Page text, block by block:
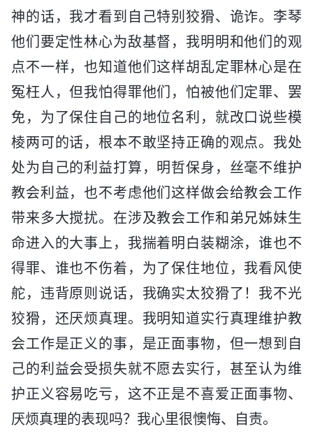
神的话，我才看到自己特别狡猾、诡诈。李琴
他们要定性林心为敌基督，我明明和他们的观
点不一样，也知道他们这样胡乱定罪林心是在
冤枉人，但我怕得罪他们，怕被他们定罪、罢
免，为了保住自己的地位名利，就改口说些模
棱两可的话，根本不敢坚持正确的观点。我处
处为自己的利益打算，明哲保身，丝毫不维护
教会利益，也不考虑他们这样做会给教会工作
带来多大搅扰。在涉及教会工作和弟兄姊妹生
命进入的大事上，我揣着明白装糊涂，谁也不
得罪、谁也不伤着，为了保住地位，我看风使
舵，违背原则说话，我确实太狡猾了！我不光
狡猾，还厌烦真理。我明知道实行真理维护教
会工作是正义的事，是正面事物，但一想到自
己的利益会受损失就不愿去实行，甚至认为维
护正义容易吃亏，这不正是不喜爱正面事物、
厌烦真理的表现吗？我心里很懊悔、自责。